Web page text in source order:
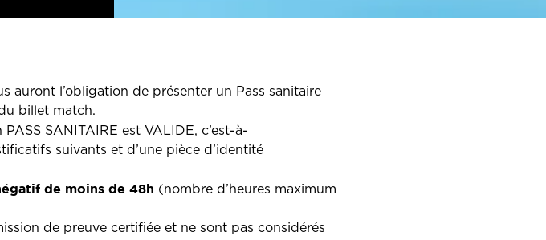
auront l’obligation de présenter un Pass sanitaire
billet match.
PASS SANITAIRE est VALIDE, c’est-à-
suivants et d’une pièce d’identité
de moins de 48h (nombre d’heures maximum
de preuve certifiée et ne sont pas considérés